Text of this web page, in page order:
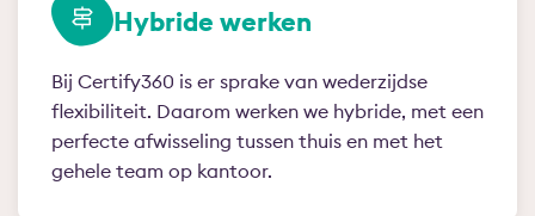
Hybride werken
Bij Certify360 is er sprake van wederzijdse
flexibiliteit. Daarom werken we hybride, met een
perfecte afwisseling tussen thuis en met het
gehele team op kantoor.